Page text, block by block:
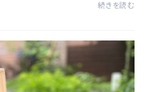
続きを読む